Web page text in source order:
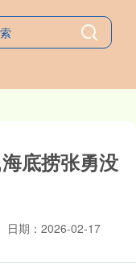
底捞张勇没
日期：2026-02-17